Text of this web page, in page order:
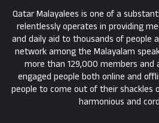
Qatar Malayalees is one of a
relentlessly operates in providing
and daily aid to thousands of people
network among the Malayalam
more than 129,000 members and
engaged people both online and
people to come out of their shackles
harmonious and